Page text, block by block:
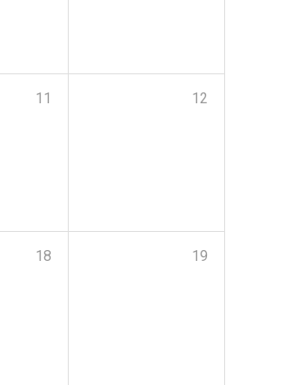
11 12
18 19